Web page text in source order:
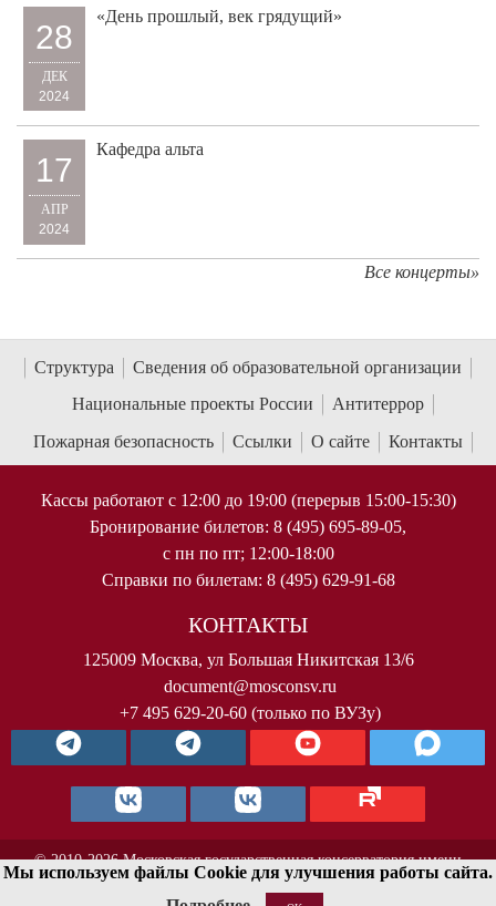
28
ДЕК
2024
«День прошлый, век грядущий»
17
АПР
2024
Кафедра альта
Все концерты»
Структура
Сведения об образовательной организации
Национальные проекты России
Антитеррор
Пожарная безопасность
Ссылки О сайте Контакты
Кассы работают с 12:00 до 19:00 (перерыв 15:00-15:30)
Бронирование билетов: 8 (495) 695-89-05,
с пн по пт; 12:00-18:00
Справки по билетам: 8 (495) 629-91-68
КОНТАКТЫ
125009 Москва, ул Большая Никитская 13/6
document@mosconsv.ru
+7 495 629-20-60 (только по ВУЗу)
© 2010-2026 Московская государственная консерватория имени
П.И.Чайковского. Все права защищены.
Мы используем файлы Cookie для улучшения работы сайта.